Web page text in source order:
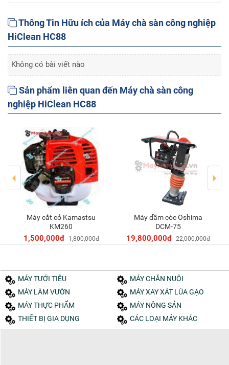
Thông Tin Hữu ích của Máy chà sàn công nghiệp
HiClean HC88
Không có bài viết nào
Sản phẩm liên quan đến Máy chà sàn công
nghiệp HiClean HC88
Thêm vào giỏ
Máy cắt cỏ Kamastsu
KM260
1,500,000đ 1,800,000đ
Thêm vào giỏ
Máy đầm cóc Oshima
DCM-75
19,800,000đ 22,000,000đ
MÁY TƯỚI TIÊU
MÁY CHĂN NUÔI
MÁY LÀM VƯỜN
MÁY XAY XÁT LÚA GẠO
MÁY THỰC PHẨM
MÁY NÔNG SẢN
THIẾT BỊ GIA DỤNG
CÁC LOẠI MÁY KHÁC